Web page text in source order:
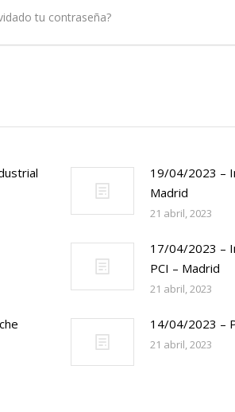
tu contraseña?
19/04/2023 –
Madrid
21 abril, 2023
17/04/2023 –
PCI – Madrid
21 abril, 2023
14/04/2023 –
21 abril, 2023